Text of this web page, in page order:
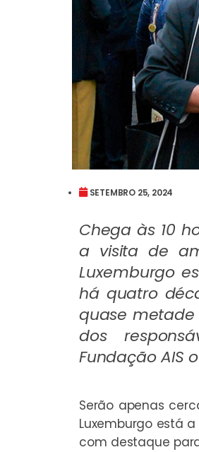
SETEMBRO 25, 2024
Chega às 10
a visita de
Luxemburgo
há quatro
quase metade
dos
Fundação AIS
Serão apenas
Luxemburgo está
com destaque